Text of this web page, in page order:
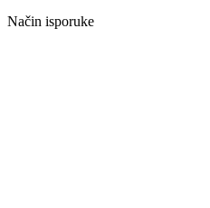
Način isporuke